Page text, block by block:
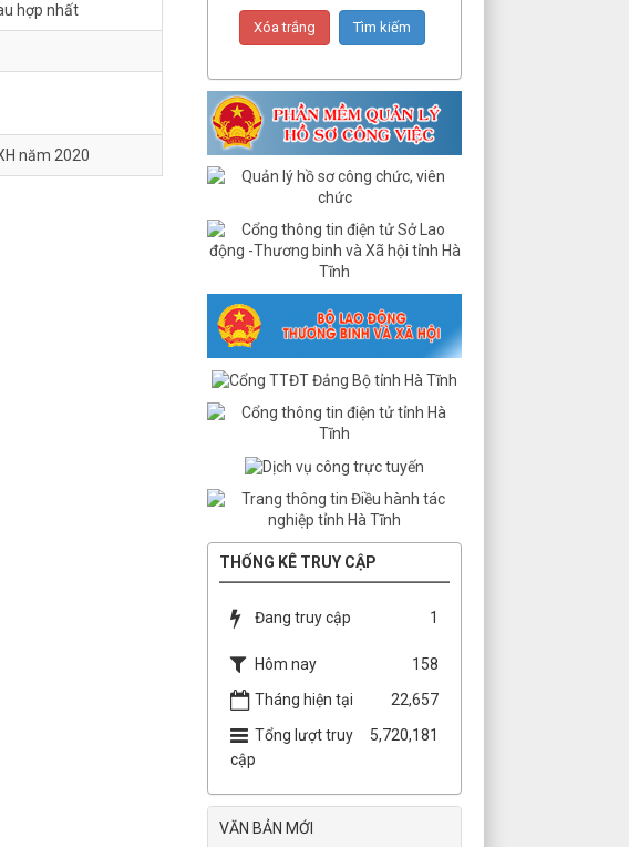
hợp nhất
năm 2020
THỐNG KÊ TRUY CẬP
Đang truy cập 1
Hôm nay
158
Tháng hiện tại
22,657
Tổng lượt truy
cập
5,720,181
VĂN BẢN MỚI
QĐ số 25/QĐ-
DDNCC&BTXH
Công khai số liệu NS TW
năm 2025
lượt xem: 86 | lượt tải:44
QĐ số 33/QĐ-